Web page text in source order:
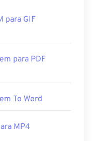
para GIF
para PDF
To Word
MP4